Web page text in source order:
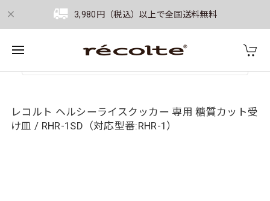
3,980円（税込）以上で全国送料無料
レコルト ヘルシーライスクッカー 専用 糖質カット受
け皿 / RHR-1SD（対応型番:RHR-1）